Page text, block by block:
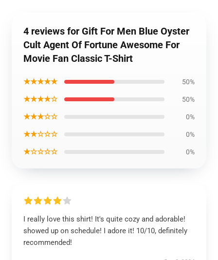
4 reviews for Gift For Men Blue Oyster
Cult Agent Of Fortune Awesome For
Movie Fan Classic T-Shirt
★★★★★ 50%
★★★★☆ 50%
★★★☆☆ 0%
★★☆☆☆ 0%
★☆☆☆☆ 0%
I really love this shirt! It's quite cozy and adorable!
showed up on schedule! I adore it! 10/10, definitely
recommended!